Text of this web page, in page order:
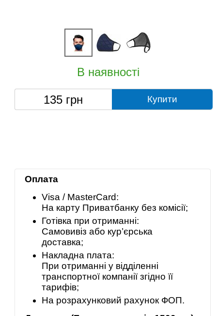
В наявності
135 грн Купити
Оплата
Visa / MasterCard:
На карту Приватбанку без комісії;
Готівка при отриманні:
Самовивіз або кур’єрська
доставка;
Накладна плата:
При отриманні у відділенні
транспортної компанії згідно її
тарифів;
На розрахунковий рахунок ФОП.